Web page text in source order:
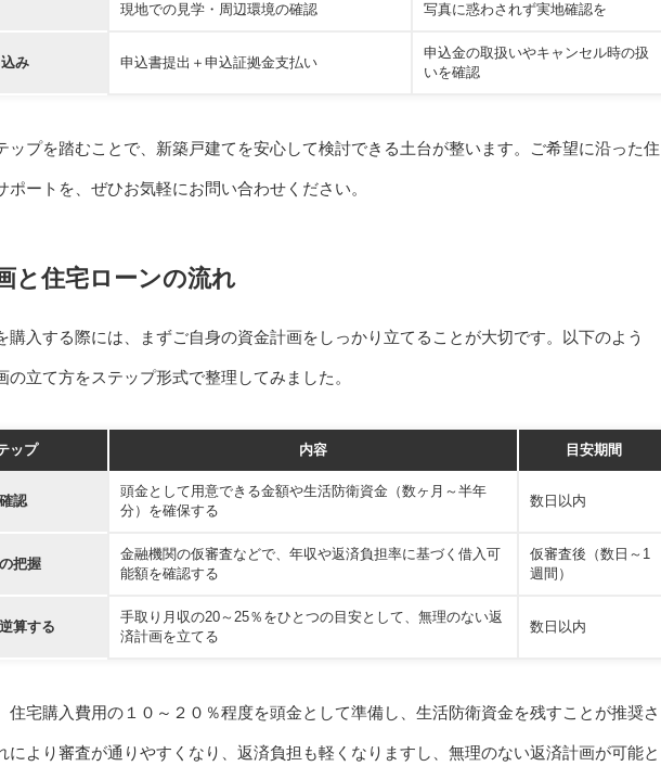
現地での見学・周辺環境の確認 写真に惑わされず実地確認を
み 申込書提出＋申込証拠金支払い
申込金の取扱いやキャンセル時の扱
いを確認
ップを踏むことで、新築戸建てを安心して検討できる土台が整います。ご希望に沿った住
ポートを、ぜひお気軽にお問い合わせください。
と住宅ローンの流れ
購入する際には、まずご自身の資金計画をしっかり立てることが大切です。以下のよう
の立て方をステップ形式で整理してみました。
ップ 内容 目安期間
認
頭金として用意できる金額や生活防衛資金（数ヶ月～半年
分）を確保する
数日以内
把握
金融機関の仮審査などで、年収や返済負担率に基づく借入可
能額を確認する
仮審査後（数日～1
週間）
算する
手取り月収の20～25％をひとつの目安として、無理のない返
済計画を立てる
数日以内
住宅購入費用の１０～２０％程度を頭金として準備し、生活防衛資金を残すことが推奨さ
により審査が通りやすくなり、返済負担も軽くなりますし、無理のない返済計画が可能と